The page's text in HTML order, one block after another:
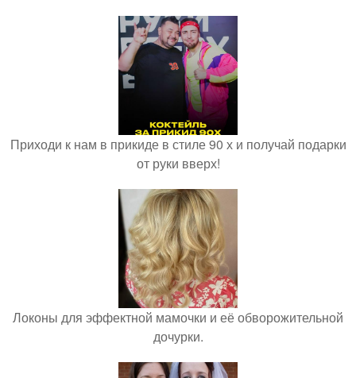
Приходи к нам в прикиде в стиле 90 х и получай подарки
от руки вверх!
Локоны для эффектной мамочки и её обворожительной
дочурки.